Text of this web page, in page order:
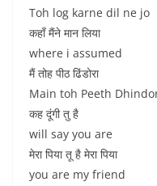
Toh log karne dil ne jo
कहाँ मैंने मान लिया
where i assumed
मैं तोह पीठ ढिंडोरा
Main toh Peeth
कह दूंगी तु है
will say you are
मेरा पिया तू है मेरा पिया
you are my friend